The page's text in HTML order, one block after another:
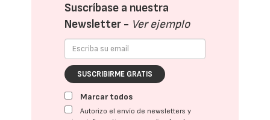
Suscríbase a nuestra
Newsletter - Ver ejemplo
SUSCRIBIRME GRATIS
Marcar todos
Autorizo el envío de newsletters y